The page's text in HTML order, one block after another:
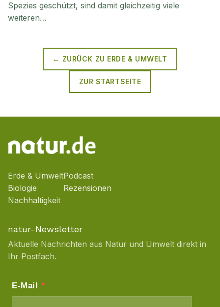
Spezies geschützt, sind damit gleichzeitig viele
weiteren…
← ZURÜCK ZU ERDE & UMWELT
ZUR STARTSEITE
Erde & Umwelt
Biologie
Nachhaltigkeit
Podcast
Rezensionen
natur-Newsletter
Aktuelle Nachrichten aus Natur und Umwelt direkt in
Ihr Postfach.